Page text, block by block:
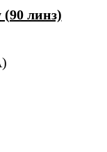
линз)